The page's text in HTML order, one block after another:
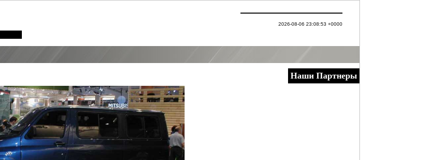
2026-08-06 23:08:53 +0000
Наши Партнеры